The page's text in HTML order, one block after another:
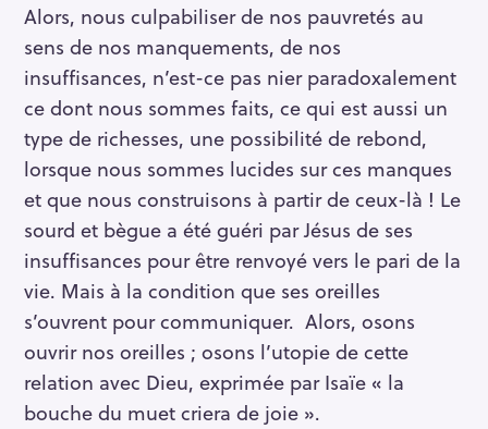
Alors, nous culpabiliser de nos pauvretés au
sens de nos manquements, de nos
insuffisances, n’est-ce pas nier paradoxalement
ce dont nous sommes faits, ce qui est aussi un
type de richesses, une possibilité de rebond,
lorsque nous sommes lucides sur ces manques
et que nous construisons à partir de ceux-là ! Le
sourd et bègue a été guéri par Jésus de ses
insuffisances pour être renvoyé vers le pari de la
vie. Mais à la condition que ses oreilles
s’ouvrent pour communiquer. Alors, osons
ouvrir nos oreilles ; osons l’utopie de cette
relation avec Dieu, exprimée par Isaïe « la
bouche du muet criera de joie ».